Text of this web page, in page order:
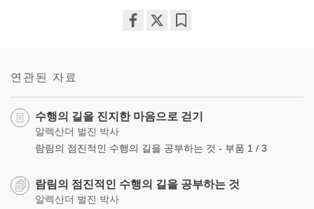
연관된 자료
수행의 길을 진지한 마음으로 걷기
알렉산더 벌진 박사
람림의 점진적인 수행의 길을 공부하는 것 - 부품 1 / 3
람림의 점진적인 수행의 길을 공부하는 것
알렉산더 벌진 박사